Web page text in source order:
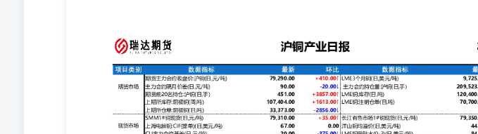
量:沪铜(日,手)LME铜:库存(日,吨)LME铜:注销仓单(日,吨)
-31.50↓+838.00↑-2000.00↓-1025.00↓ 现货市场 SMM1#铜现货(日,元/吨)上海电解铜:CIF(提单)(
吨) 79,310.0067.0020.00 +35.00↑0.00-375.00↓ 长江有色市场1#铜现货(日,元/吨)洋山铜均溢价(
美元/吨) 79,350.0044.0084.10 +55.00↑-7.00↓-11.68↓ 上游情况 进口数量:铜矿石及精矿(月,万吨)
方加工费(周,元/吨) 292.4469,620.00800.00 +53.13↑+50.00↑0.00 国铜冶炼厂:粗炼费(TC)(周,美
粗铜:北方加工费(周,元/吨) -43.2970,320.00750.00 +0.27↑+50.00↑0.00 产业情况 产量:精炼铜(月,
出厂价:硫酸(98%):江西铜业(日,元/吨) 125.40 41.82 570.00 +0.60↑+0.43↑0.00 进口数量:未锻轧